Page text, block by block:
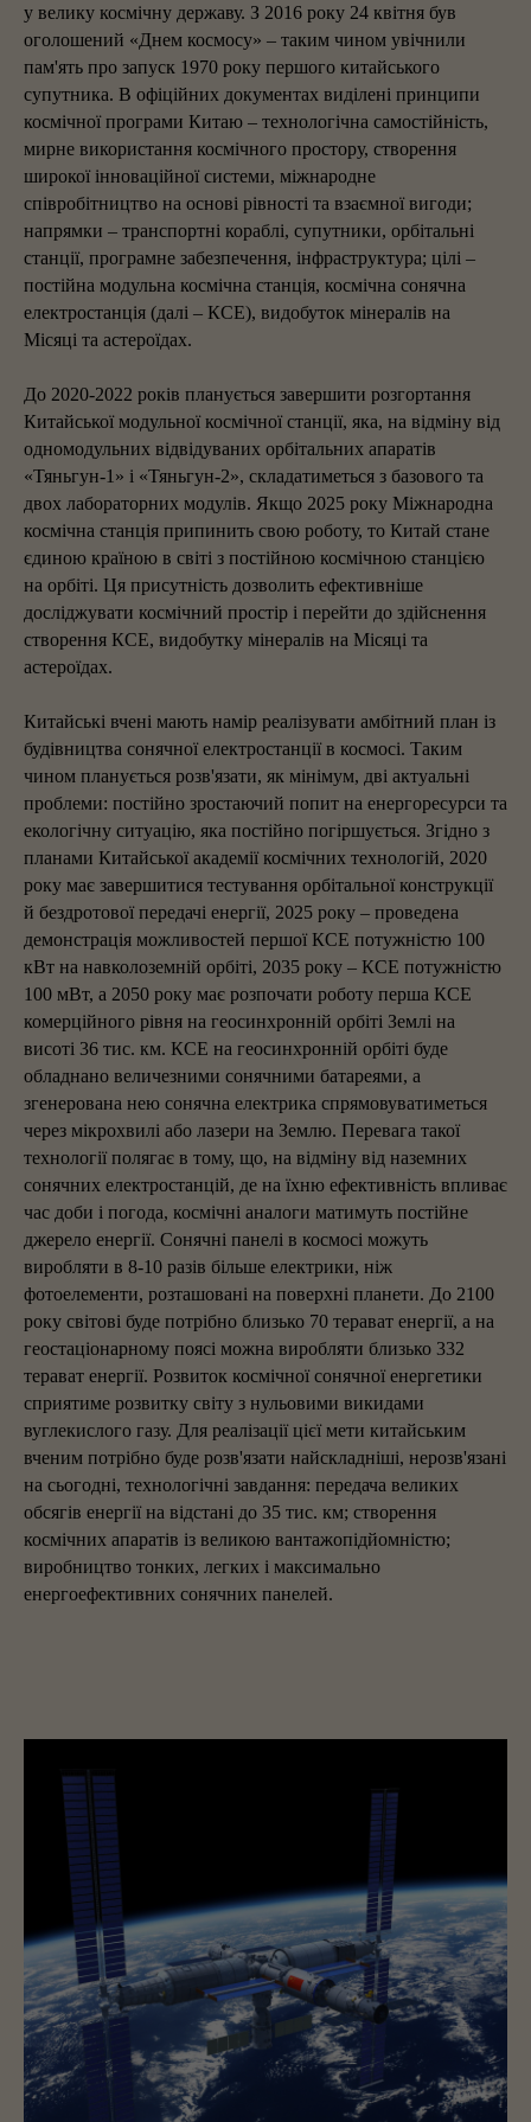
у велику космічну державу. З 2016 року 24 квітня був
оголошений «Днем космосу» – таким чином увічнили
пам'ять про запуск 1970 року першого китайського
супутника. В офіційних документах виділені принципи
космічної програми Китаю – технологічна самостійність,
мирне використання космічного простору, створення
широкої інноваційної системи, міжнародне
співробітництво на основі рівності та взаємної вигоди;
напрямки – транспортні кораблі, супутники, орбітальні
станції, програмне забезпечення, інфраструктура; цілі –
постійна модульна космічна станція, космічна сонячна
електростанція (далі – КСЕ), видобуток мінералів на
Місяці та астероїдах.
До 2020-2022 років планується завершити розгортання
Китайської модульної космічної станції, яка, на відміну від
одномодульних відвідуваних орбітальних апаратів
«Тяньгун-1» і «Тяньгун-2», складатиметься з базового та
двох лабораторних модулів. Якщо 2025 року Міжнародна
космічна станція припинить свою роботу, то Китай стане
єдиною країною в світі з постійною космічною станцією
на орбіті. Ця присутність дозволить ефективніше
досліджувати космічний простір і перейти до здійснення
створення КСЕ, видобутку мінералів на Місяці та
астероїдах.
Китайські вчені мають намір реалізувати амбітний план із
будівництва сонячної електростанції в космосі. Таким
чином планується розв'язати, як мінімум, дві актуальні
проблеми: постійно зростаючий попит на енергоресурси та
екологічну ситуацію, яка постійно погіршується. Згідно з
планами Китайської академії космічних технологій, 2020
року має завершитися тестування орбітальної конструкції
й бездротової передачі енергії, 2025 року – проведена
демонстрація можливостей першої КСЕ потужністю 100
кВт на навколоземній орбіті, 2035 року – КСЕ потужністю
100 мВт, а 2050 року має розпочати роботу перша КСЕ
комерційного рівня на геосинхронній орбіті Землі на
висоті 36 тис. км. КСЕ на геосинхронній орбіті буде
обладнано величезними сонячними батареями, а
згенерована нею сонячна електрика спрямовуватиметься
через мікрохвилі або лазери на Землю. Перевага такої
технології полягає в тому, що, на відміну від наземних
сонячних електростанцій, де на їхню ефективність впливає
час доби і погода, космічні аналоги матимуть постійне
джерело енергії. Сонячні панелі в космосі можуть
виробляти в 8-10 разів більше електрики, ніж
фотоелементи, розташовані на поверхні планети. До 2100
року світові буде потрібно близько 70 терават енергії, а на
геостаціонарному поясі можна виробляти близько 332
терават енергії. Розвиток космічної сонячної енергетики
сприятиме розвитку світу з нульовими викидами
вуглекислого газу. Для реалізації цієї мети китайським
вченим потрібно буде розв'язати найскладніші, нерозв'язані
на сьогодні, технологічні завдання: передача великих
обсягів енергії на відстані до 35 тис. км; створення
космічних апаратів із великою вантажопідйомністю;
виробництво тонких, легких і максимально
енергоефективних сонячних панелей.